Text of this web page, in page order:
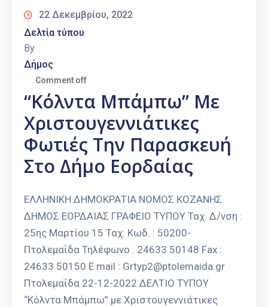
22 Δεκεμβρίου, 2022
Δελτία τύπου
By
Δήμος
Comment off
“Κόλντα Μπάμπω” Με
Χριστουγεννιάτικες
Φωτιές Την Παρασκευή
Στο Δήμο Εορδαίας
ΕΛΛΗΝΙΚΗ ΔΗΜΟΚΡΑΤΙΑ ΝΟΜΟΣ ΚΟΖΑΝΗΣ
ΔΗΜΟΣ ΕΟΡΔΑΙΑΣ ΓΡΑΦΕΙΟ ΤΥΠΟΥ Ταχ. Δ/νση :
25ης Μαρτίου 15 Ταχ. Κωδ. : 50200-
Πτολεμαΐδα Τηλέφωνο : 24633 50148 Fax :
24633 50150 E mail : Grtyp2@ptolemaida.gr
Πτολεμαΐδα 22-12-2022 ΔΕΛΤΙΟ ΤΥΠΟΥ
“Κόλντα Μπάμπω” με Χριστουγεννιάτικες